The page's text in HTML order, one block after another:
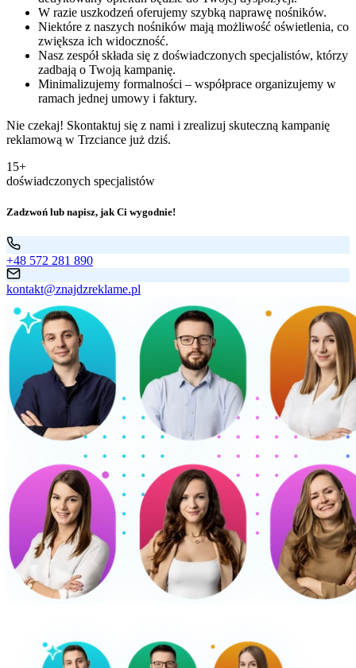
W razie uszkodzeń oferujemy szybką naprawę nośników.
Niektóre z naszych nośników mają możliwość oświetlenia, co
zwiększa ich widoczność.
Nasz zespół składa się z doświadczonych specjalistów, którzy
zadbają o Twoją kampanię.
Minimalizujemy formalności – współprace organizujemy w
ramach jednej umowy i faktury.
Nie czekaj! Skontaktuj się z nami i zrealizuj skuteczną kampanię
reklamową w Trzciance już dziś.
15+
doświadczonych specjalistów
Zadzwoń lub napisz, jak Ci wygodnie!
+48 572 281 890
kontakt@znajdzreklame.pl